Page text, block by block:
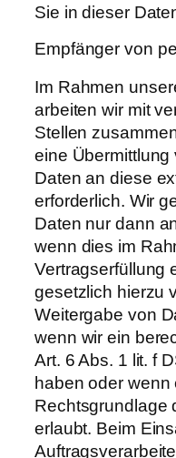
Sie in dieser
Empfänger von
Im Rahmen
arbeiten wir mit
Stellen
eine
Daten an diese
erforderlich. Wir
Daten nur dann
wenn dies im
Vertragserfüllung
gesetzlich hierzu
Weitergabe von
wenn wir ein
Art. 6 Abs. 1 lit. f
haben oder wenn
Rechtsgrundlage
erlaubt. Beim